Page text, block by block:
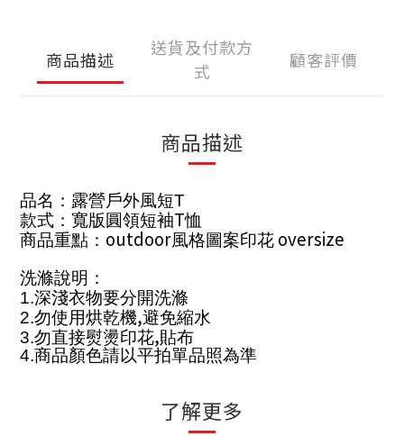
商品描述
送貨及付款方
式
顧客評價
商品描述
品名：露營戶外風短T
款式：寬版圓領短袖T恤
商品重點： outdoor風格圖案印花 oversize
洗滌說明：
1.深淺衣物要分開洗滌
2.勿使用烘乾機,避免縮水
3.勿直接熨燙印花,貼布
4.商品顏色請以平拍單品照為準
了解更多